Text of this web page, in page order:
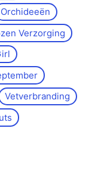
Orchideeën
Verzorging
Vetverbranding